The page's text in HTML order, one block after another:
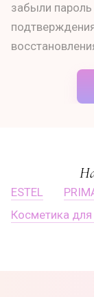
забыли
ESTEL
Косметика